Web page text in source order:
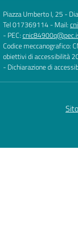
Piazza Umberto I, 25 -
Tel 017369114- Mail:
- PEC:
Codice meccanografico:
obiettivi di accessibilità
- Dichiarazione di